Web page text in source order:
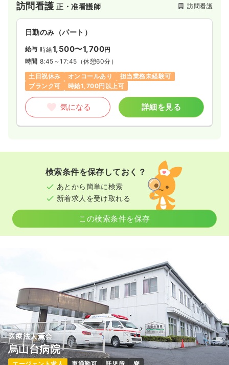
神科訪問看護など幅広く対応し、地域の医療機関と連携しなが
らご利用者様一人ひとりに寄り添った看護を提供しています。
訪問看護正・准看護師 訪問看護
日勤のみ（パート）
給与 時給1,500〜1,700円
時間 8:45～17:45 （休憩60分）
土日祝休み
オンコールあり
担当業務未経験可
ブランク可
時給1,700円以上可
気になる 詳細を見る
検索条件を保存しておく？
あとから簡単に検索
新着求人を受け取れる
この検索条件を保存
医療法人薫会
烏山台病院